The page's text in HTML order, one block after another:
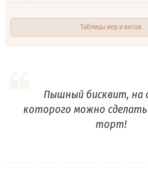
Таблицы мер и весов
Пышный бисквит, на
которого можно
торт!